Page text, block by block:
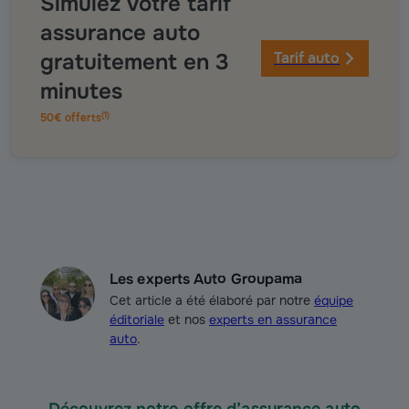
assurance auto
gratuitement en 3
minutes
50€ offerts(1)
Tarif auto
Les experts Auto Groupama
Cet article a été élaboré par notre équipe
éditoriale et nos experts en assurance
auto.